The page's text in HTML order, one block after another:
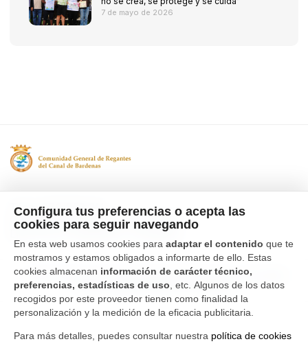
Configura tus preferencias o acepta las
cookies para seguir navegando
En esta web usamos cookies para adaptar el contenido que te
mostramos y estamos obligados a informarte de ello. Estas
cookies almacenan información de carácter técnico,
preferencias, estadísticas de uso , etc. Algunos de los datos
recogidos por este proveedor tienen como finalidad la
personalización y la medición de la eficacia publicitaria.
Para más detalles, puedes consultar nuestra política de cookies
7 de mayo de 2026
Tfno. 976 662 311
Ctra Gallur-Sangüesa s/n 50600
Ejea de los Caballeros, Zaragoza
Canal Interno de InformaciónPolítica de privacidad
Aviso Legal Política de cookies